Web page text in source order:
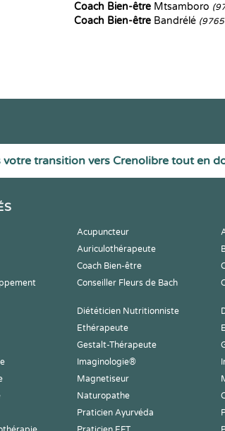
Coach Bien-être Mtsamboro
Coach Bien-être Bandrélé
transition vers Crenolibre tout en
Acupuncteur
Auriculothérapeute
Coach Bien-être
Conseiller Fleurs de Bach
Diététicien Nutritionniste
Ethérapeute
Gestalt-Thérapeute
Imaginologie®
Magnetiseur
Naturopathe
Praticien Ayurvéda